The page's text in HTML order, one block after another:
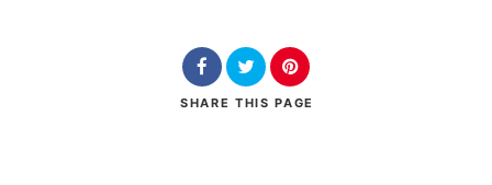
SHARE THIS PAGE